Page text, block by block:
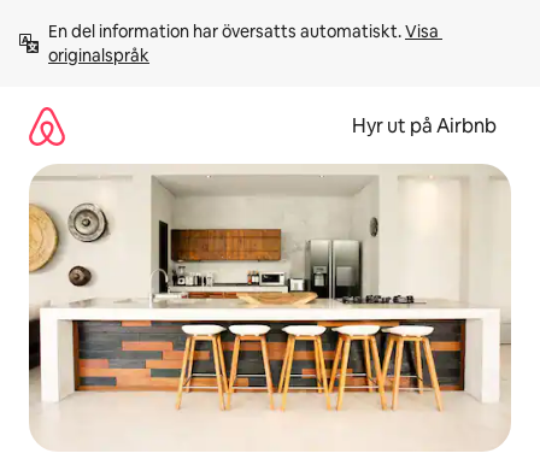
innehåll
En del information har översatts automatiskt. Visa
originalspråk
Hyr ut på Airbnb